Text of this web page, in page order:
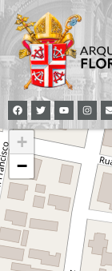
+
−